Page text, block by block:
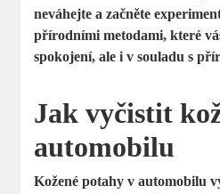
neváhejte a začněte
přírodními metodami, které
spokojení, ale i v souladu s
Jak vyčistit
automobilu
Kožené potahy v automobilu